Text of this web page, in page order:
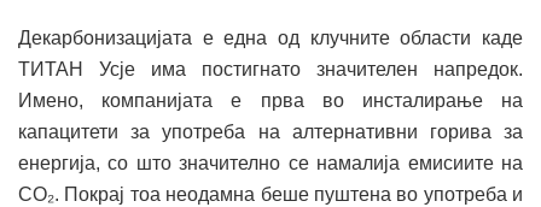
Декарбонизацијата е една од клучните области каде
ТИТАН Усје има постигнато значителен напредок.
Имено, компанијата е прва во инсталирање на
капацитети за употреба на алтернативни горива за
енергија, со што значително се намалија емисиите на
CO₂. Покрај тоа неодамна беше пуштена во употреба и